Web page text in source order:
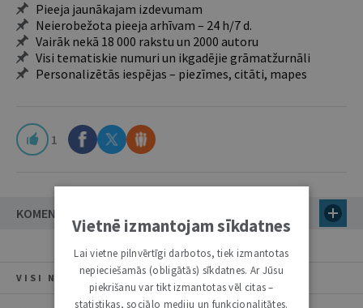
Pieeja jaunākajam izdevumam
Neierobežota pieeja arhīvam – 24 h/7 d.
Vairāk nekā 18 000 rakstu un 2000 autoru
Visi tematiskie numuri un ikgadējie grāmatžurnāli
Personalizētās iespējas – piezīmes, citāti, mapes
1
KOMENTĀRI
VISI NUMURA RAKSTI
Vietnē izmantojam sīkdatnes
Lai vietne pilnvērtīgi darbotos, tiek izmantotas
nepieciešamās (obligātās) sīkdatnes. Ar Jūsu
piekrišanu var tikt izmantotas vēl citas –
statistikas, sociālo mediju un funkcionalitātes.